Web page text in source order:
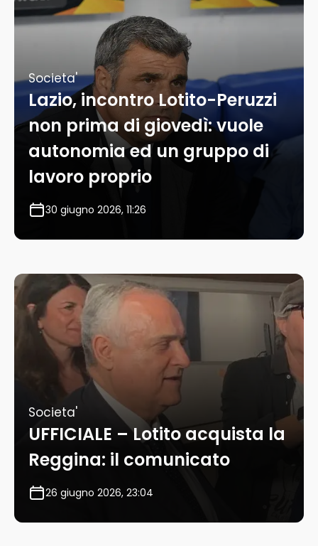
Societa'
Lazio, incontro Lotito-Peruzzi
non prima di giovedì: vuole
autonomia ed un gruppo di
lavoro proprio
30 giugno 2026, 11:26
Societa'
UFFICIALE – Lotito acquista la
Reggina: il comunicato
26 giugno 2026, 23:04